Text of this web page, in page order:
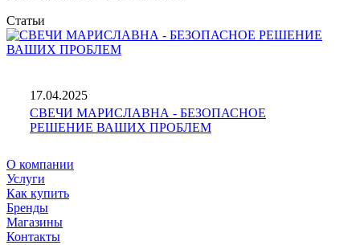
Статьи
17.04.2025
СВЕЧИ МАРИСЛАВНА - БЕЗОПАСНОЕ
РЕШЕНИЕ ВАШИХ ПРОБЛЕМ
О компании
Услуги
Как купить
Бренды
Магазины
Контакты